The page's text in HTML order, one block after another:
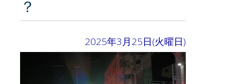
？
2025年3月25日(火曜日)